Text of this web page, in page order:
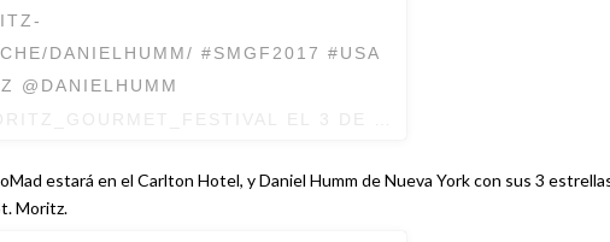
DANIELHUMM/ #SMGF2017 #USA
@DANIELHUMM
estará en el Carlton Hotel, y Daniel Humm de Nueva York con sus 3
Moritz.